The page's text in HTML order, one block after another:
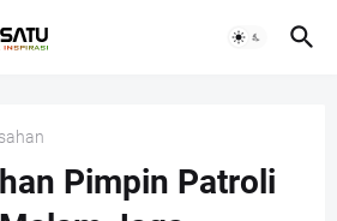
Pimpin Patroli